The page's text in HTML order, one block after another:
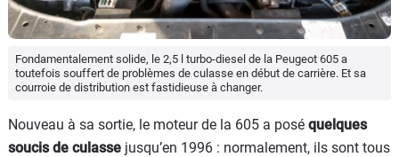
Fondamentalement solide, le 2,5 l turbo-diesel de la Peugeot 605 a
toutefois souffert de problèmes de culasse en début de carrière. Et sa
courroie de distribution est fastidieuse à changer.
Nouveau à sa sortie, le moteur de la 605 a posé quelques
soucis de culasse jusqu’en 1996 : normalement, ils sont tous